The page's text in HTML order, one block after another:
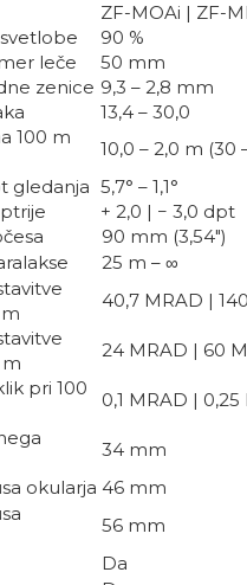
ZF-MOAi | ZF-
90 %
leče
50 mm
zenice 9,3 – 2,8 mm
13,4 – 30,0
100 m
10,0 – 2,0 m (30
gledanja 5,7° – 1,1°
+ 2,0 | − 3,0 dpt
90 mm (3,54″)
25 m – ∞
40,7 MRAD |
24 MRAD | 60
pri 100
0,1 MRAD | 0,25
34 mm
okularja 46 mm
56 mm
Da